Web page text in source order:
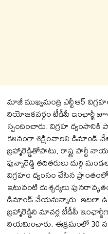
మాజీ ముఖ్యమంత్రి ఎన్టీఆర్
నియోజకవర్గం టీడీపీ ఇంఛార్జీ
స్పందించారు. విగ్రహ ధ్వంసానికి
కఠినంగా శిక్షించాలని డిమాండ్
బ్రహ్మారెడ్డితోపాటు, రాష్ట్ర పార్టీ
పున్నారెడ్డి తదితరులు దుర్గి
విగ్రహం ధ్వంసం చేసిన
ఇటువంటి దుశ్చర్యలు
డిమాండ్ చేయనున్నారు. ఇదిలా
బ్రహ్మారెడ్డిని మాచర్ల టీడీపీ
నియమించారు. ఈక్రమంలో 30 న